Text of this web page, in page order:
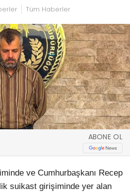
Tüm Haberler
ABONE OL
ve Cumhurbaşkanı Recep
suikast girişiminde yer alan